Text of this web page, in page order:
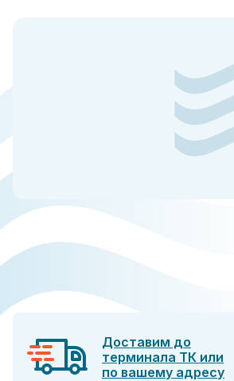
Доставим до
терминала ТК или
по вашему адресу